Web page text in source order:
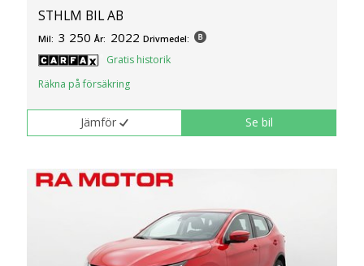
STHLM BIL AB
Mil: 3 250 År: 2022 Drivmedel:
Gratis historik
Räkna på försäkring
Jämför Se bil